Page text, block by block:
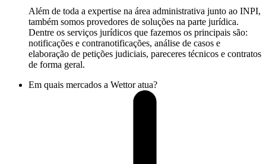
Além de toda a expertise na área administrativa junto ao INPI,
também somos provedores de soluções na parte jurídica.
Dentre os serviços jurídicos que fazemos os principais são:
notificações e contranotificações, análise de casos e
elaboração de petições judiciais, pareceres técnicos e contratos
de forma geral.
Em quais mercados a Wettor atua?